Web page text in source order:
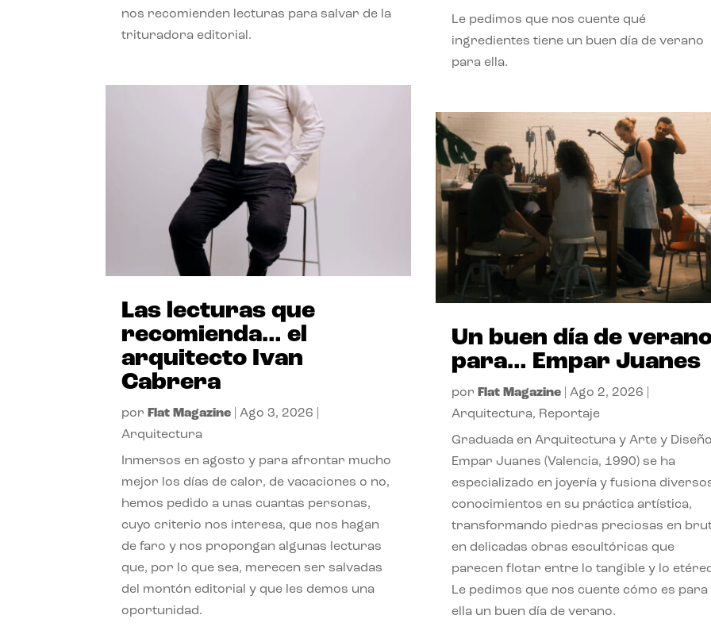
nos recomienden lecturas para salvar de la
trituradora editorial.
Las lecturas que
recomienda… el
arquitecto Ivan
Cabrera
por Flat Magazine |Ago 3, 2026
Arquitectura
Inmersos en agosto y para afrontar mucho
mejor los días de calor, de vacaciones o no,
hemos pedido a unas cuantas personas,
cuyo criterio nos interesa, que nos hagan
de faro y nos propongan algunas lecturas
que, por lo que sea, merecen ser salvadas
del montón editorial y que les demos una
oportunidad.
Le pedimos que nos cuente qué
ingredientes tiene un buen día de verano
para ella.
Un buen día de
para… Empar Juanes
por Flat Magazine| Ago 2, 2026
Arquitectura, Reportaje
Graduada en Arquitectura y Arte y
Empar Juanes (Valencia, 1990) se ha
especializado en joyería y fusiona
conocimientos en su práctica artística,
transformando piedras preciosas en
en delicadas obras escultóricas que
parecen flotar entre lo tangible y lo
Le pedimos que nos cuente cómo es para
ella un buen día de verano.